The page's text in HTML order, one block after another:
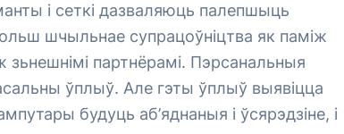
і сеткі дазваляюць палепшыць
шчыльнае супрацоўніцтва як паміж
зьнешнімі партнёрамі. Пэрсанальныя
ўплыў. Але гэты ўплыў выявіцца
будуць аб’яднаныя і ўсярэдзіне, і